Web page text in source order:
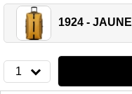
1924 - JAUNE
1